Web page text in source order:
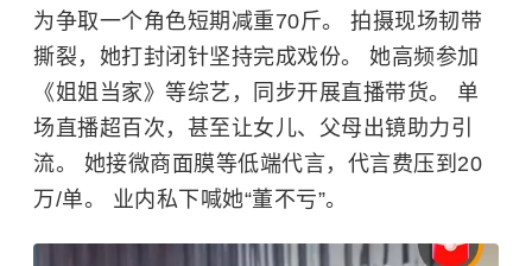
为争取一个角色短期减重70斤。 拍摄现场韧带
撕裂，她打封闭针坚持完成戏份。 她高频参加
《姐姐当家》等综艺，同步开展直播带货。 单
场直播超百次，甚至让女儿、父母出镜助力引
流。 她接微商面膜等低端代言，代言费压到20
万/单。 业内私下喊她“董不亏”。